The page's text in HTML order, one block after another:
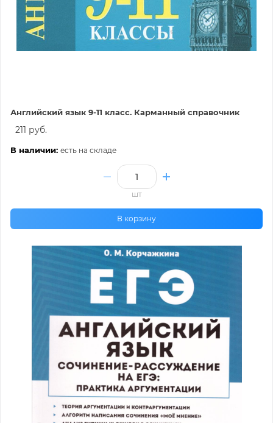
Английский язык 9-11 класс. Карманный справочник
211 руб.
В наличии: есть на складе
шт
В корзину